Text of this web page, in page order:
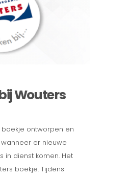
Wouters
boekje ontworpen en
er nieuwe
in dienst komen. Het
boekje. Tijdens